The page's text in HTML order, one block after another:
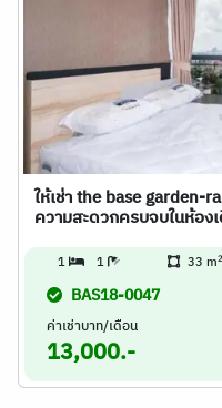
ให้เช่า the base garden-
ความสะดวกครบจบในห้อง
1 1 33 m2
BAS18-0047
ค่าเช่าบาท/เดือน
13,000.-